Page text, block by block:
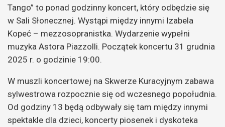
Tango” to ponad godzinny koncert, który odbędzie się
w Sali Słonecznej. Wystąpi między innymi Izabela
Kopeć – mezzosopranistka. Wydarzenie wypełni
muzyka Astora Piazzolli. Początek koncertu 31 grudnia
2025 r. o godzinie 19:00.
W muszli koncertowej na Skwerze Kuracyjnym zabawa
sylwestrowa rozpocznie się od wczesnego popołudnia.
Od godziny 13 będą odbywały się tam między innymi
spektakle dla dzieci, koncerty piosenek i dyskoteka